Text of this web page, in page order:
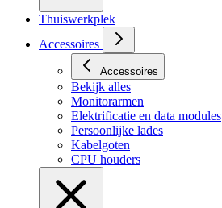
Thuiswerkplek
Accessoires
Accessoires
Bekijk alles
Monitorarmen
Elektrificatie en data modules
Persoonlijke lades
Kabelgoten
CPU houders